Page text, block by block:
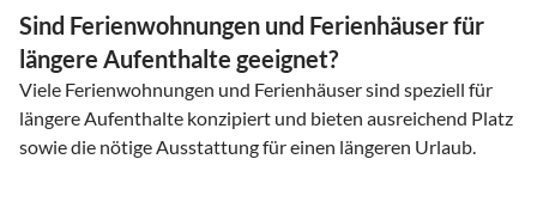
Sind Ferienwohnungen und Ferienhäuser für
längere Aufenthalte geeignet?
Viele Ferienwohnungen und Ferienhäuser sind speziell für
längere Aufenthalte konzipiert und bieten ausreichend Platz
sowie die nötige Ausstattung für einen längeren Urlaub.